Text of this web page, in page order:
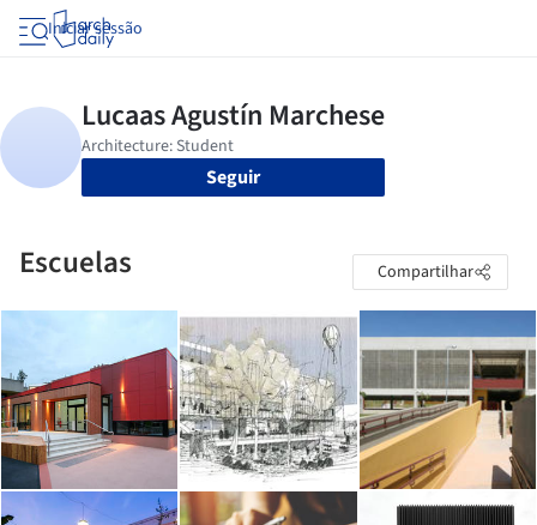
Iniciar sessão
Seguir
Escuelas Compartilhar